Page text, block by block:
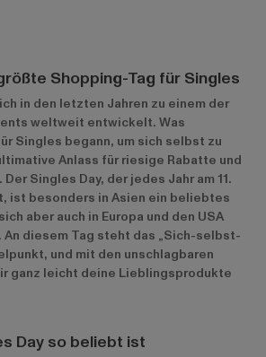
Shopping-Tag für Singles
in den letzten Jahren zu einem der
weltweit entwickelt. Was
Singles begann, um sich selbst zu
Anlass für riesige Rabatte und
Singles Day, der jedes Jahr am 11.
ist besonders in Asien ein beliebtes
aber auch in Europa und den USA
diesem Tag steht das „Sich-selbst-
und mit den unschlagbaren
ganz leicht deine Lieblingsprodukte
Day so beliebt ist